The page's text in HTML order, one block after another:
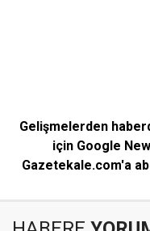
Gelişmelerden
için Google
Gazetekale.com'a